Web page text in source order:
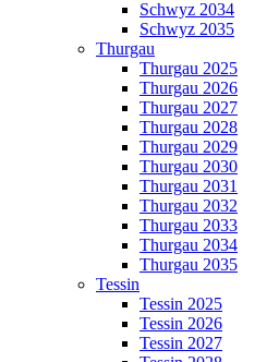
Schwyz 2034
Schwyz 2035
Thurgau
Thurgau 2025
Thurgau 2026
Thurgau 2027
Thurgau 2028
Thurgau 2029
Thurgau 2030
Thurgau 2031
Thurgau 2032
Thurgau 2033
Thurgau 2034
Thurgau 2035
Tessin
Tessin 2025
Tessin 2026
Tessin 2027